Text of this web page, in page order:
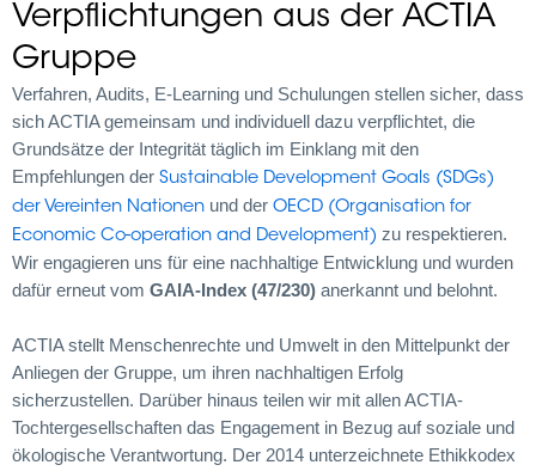
Verpflichtungen aus der ACTIA
Gruppe
Verfahren, Audits, E-Learning und Schulungen stellen sicher, dass
sich ACTIA gemeinsam und individuell dazu verpflichtet, die
Grundsätze der Integrität täglich im Einklang mit den
Empfehlungen der Sustainable Development Goals (SDGs)
der Vereinten Nationen und der OECD (Organisation for
Economic Co-operation and Development) zu respektieren.
Wir engagieren uns für eine nachhaltige Entwicklung und wurden
dafür erneut vom GAIA-Index (47/230) anerkannt und belohnt.
ACTIA stellt Menschenrechte und Umwelt in den Mittelpunkt der
Anliegen der Gruppe, um ihren nachhaltigen Erfolg
sicherzustellen. Darüber hinaus teilen wir mit allen ACTIA-
Tochtergesellschaften das Engagement in Bezug auf soziale und
ökologische Verantwortung. Der 2014 unterzeichnete Ethikkodex